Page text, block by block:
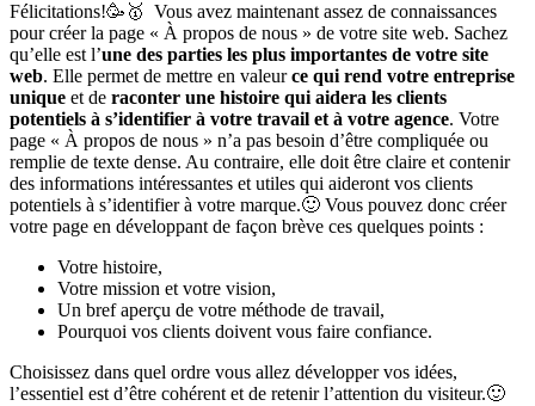
Félicitations!🥳🥇⁣ ⁣ Vous avez maintenant assez de connaissances
pour créer la page « À propos de nous » de votre site web. Sachez
qu’elle est l’une des parties les plus importantes de votre site
web. Elle permet de mettre en valeurce qui rend votre entreprise
unique et de raconter une histoire qui aidera les clients
potentiels à s’identifier à votre travail et à votre agence. Votre
page « À propos de nous » n’a pas besoin d’être compliquée ou
remplie de texte dense. Au contraire, elle doit être claire et contenir
des informations intéressantes et utiles qui aideront vos clients
potentiels à s’identifier à votre marque.🙂 Vous pouvez donc créer
votre page en développant de façon brève ces quelques points :
Votre histoire,
Votre mission et votre vision,
Un bref aperçu de votre méthode de travail,
Pourquoi vos clients doivent vous faire confiance.
Choisissez dans quel ordre vous allez développer vos idées,
l’essentiel est d’être cohérent et de retenir l’attention du visiteur.🙂